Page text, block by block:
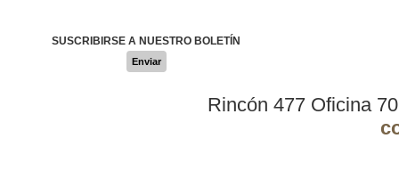
SUSCRIBIRSE A NUESTRO BOLETÍN
Enviar
Rincón 477 Oficina